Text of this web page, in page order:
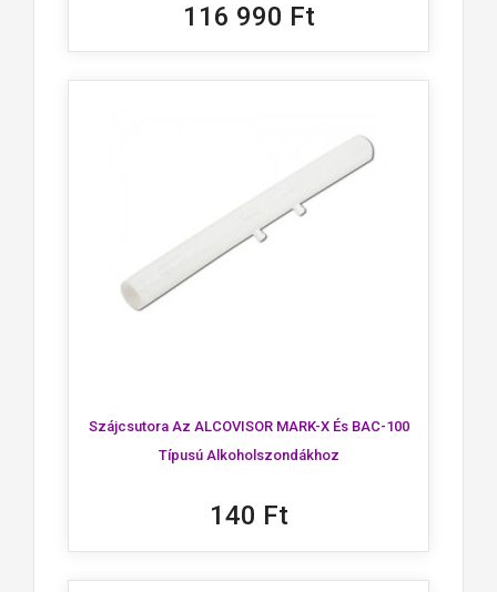
116 990 Ft
Szájcsutora Az ALCOVISOR MARK-X És BAC-100
Típusú Alkoholszondákhoz
140 Ft